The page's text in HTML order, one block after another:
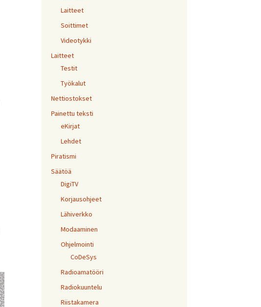
Laitteet
Soittimet
Videotykki
Laitteet
Testit
Työkalut
Nettiostokset
Painettu teksti
eKirjat
Lehdet
Piratismi
Säätöä
DigiTV
Korjausohjeet
Lähiverkko
Modaaminen
Ohjelmointi
CoDeSys
Radioamatööri
Radiokuuntelu
Riistakamera